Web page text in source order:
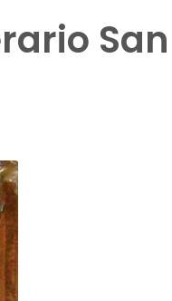
San